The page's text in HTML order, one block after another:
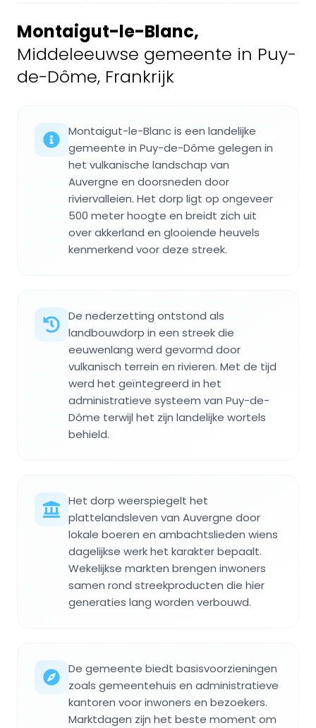
Montaigut-le-Blanc,
Middeleeuwse gemeente in Puy-
de-Dôme, Frankrijk
Montaigut-le-Blanc is een landelijke
gemeente in Puy-de-Dôme gelegen in
het vulkanische landschap van
Auvergne en doorsneden door
riviervalleien. Het dorp ligt op ongeveer
500 meter hoogte en breidt zich uit
over akkerland en glooiende heuvels
kenmerkend voor deze streek.
De nederzetting ontstond als
landbouwdorp in een streek die
eeuwenlang werd gevormd door
vulkanisch terrein en rivieren. Met de tijd
werd het geïntegreerd in het
administratieve systeem van Puy-de-
Dôme terwijl het zijn landelijke wortels
behield.
Het dorp weerspiegelt het
plattelandsleven van Auvergne door
lokale boeren en ambachtslieden wiens
dagelijkse werk het karakter bepaalt.
Wekelijkse markten brengen inwoners
samen rond streekproducten die hier
generaties lang worden verbouwd.
De gemeente biedt basisvoorzieningen
zoals gemeentehuis en administratieve
kantoren voor inwoners en bezoekers.
Marktdagen zijn het beste moment om